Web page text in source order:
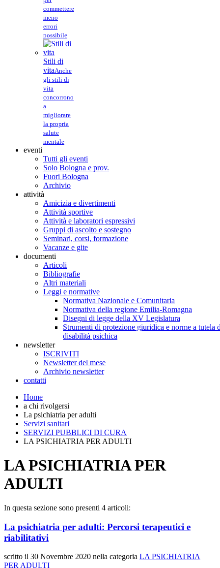
commettere
meno
errori
possibile
Stili di
vitaAnche
gli stili di
vita
concorrono
a
migliorare
la propria
salute
mentale
eventi
Tutti gli eventi
Solo Bologna e prov.
Fuori Bologna
Archivio
attività
Amicizia e divertimenti
Attività sportive
Attività e laboratori espressivi
Gruppi di ascolto e sostegno
Seminari, corsi, formazione
Vacanze e gite
documenti
Articoli
Bibliografie
Altri materiali
Leggi e normative
Normativa Nazionale e Comunitaria
Normativa della regione Emilia-Romagna
Disegni di legge della XV Legislatura
Strumenti di protezione giuridica e norme a tutela
disabilità psichica
newsletter
ISCRIVITI
Newsletter del mese
Archivio newsletter
contatti
Home
a chi rivolgersi
La psichiatria per adulti
Servizi sanitari
SERVIZI PUBBLICI DI CURA
LA PSICHIATRIA PER ADULTI
LA PSICHIATRIA PER
ADULTI
In questa sezione sono presenti 4 articoli:
La psichiatria per adulti: Percorsi terapeutici e
riabilitativi
scritto il 30 Novembre 2020 nella categoria LA PSICHIATRIA
PER ADULTI